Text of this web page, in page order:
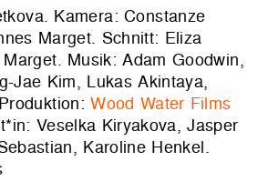
Kamera: Constanze
Marget. Schnitt: Eliza
Musik: Adam Goodwin,
Jae Kim, Lukas Akintaya,
Wood Water Films
Veselka Kiryakova, Jasper
Karoline Henkel.